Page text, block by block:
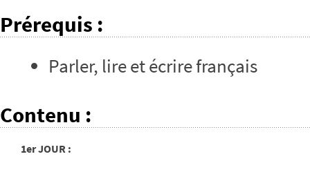
Prérequis :
Parler, lire et écrire français
Contenu :
1er JOUR :